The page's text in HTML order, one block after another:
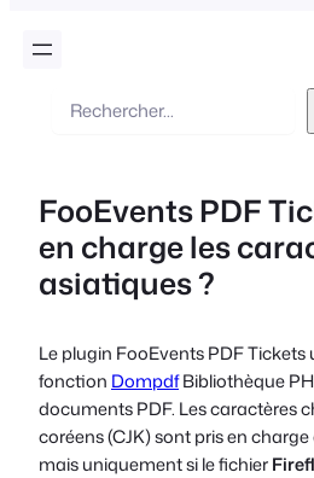
Recherche
FooEvents PDF
en charge les
asiatiques ?
Le plugin FooEvents PDF Tickets
fonction DompdfBibliothèque
documents PDF. Les caractères
coréens (CJK) sont pris en charge
mais uniquement si le fichier